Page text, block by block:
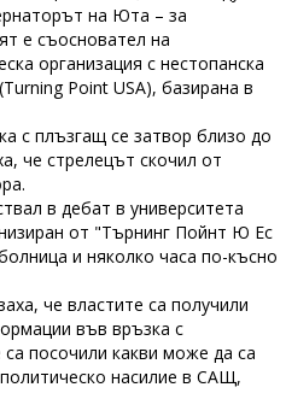
на Юта – за
е съосновател на
организация с нестопанска
Point USA), базирана в
с плъзгащ се затвор близо до
че стрелецът скочил от
в дебат в университета
от "Търнинг Пойнт Ю Ес
и няколко часа по-късно
че властите са получили
във връзка с
посочили какви може да са
насилие в САЩ,